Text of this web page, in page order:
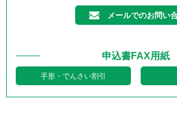
メールでのお問い
申込書FAX用紙
手形・でんさい割引